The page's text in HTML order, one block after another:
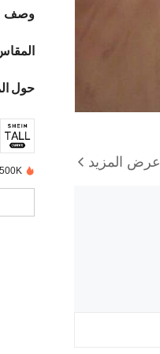
عرض المزيد
وصف
حول
500K+ تم بيعها مؤخرًا